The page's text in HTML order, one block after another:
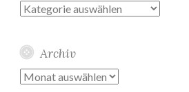
Kategorien
Archiv
Archiv